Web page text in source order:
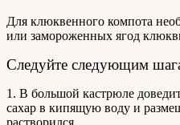
Для клюквенного компота
или замороженных ягод
Следуйте следующим
1. В большой кастрюле
сахар в кипящую воду и
растворился.